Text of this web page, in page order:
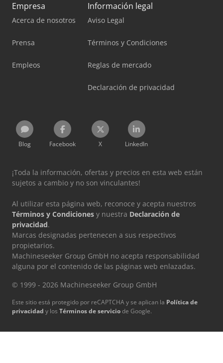
Empresa
Acerca de nosotros
Prensa
Empleos
Información legal
Aviso Legal
Términos y Condiciones
Reglas de mercado
Declaración de privacidad
Blog Facebook X LinkedIn
¡Toda la información, ofertas y precios en esta web están
sujetos a cambio y no son vinculantes!
Al utilizar esta página web, reconoce y acepta nuestros
Términos y Condiciones y nuestra Declaración de
privacidad.
Marcas designadas pertenecen a sus respectivos
propietarios.
Machineseeker Group GmbH no acepta responsabilidad
alguna por el contenido de las páginas web enlazadas.
© 1999 - 2026 Machineseeker Group GmbH
Este sitio está protegido por reCAPTCHA y se aplican la Política de
privacidad y los Términos de serviciode Google.